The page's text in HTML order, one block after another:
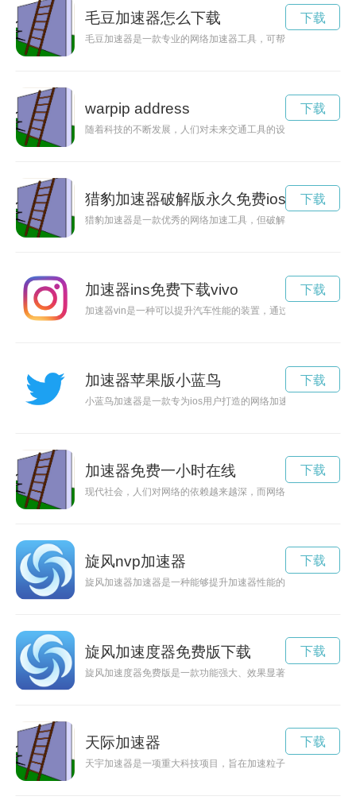
毛豆加速器怎么下载
毛豆加速器是一款专业的网络加速器工具，可帮助用户加速网
下载
warpip address
随着科技的不断发展，人们对未来交通工具的设想也日益丰富
下载
猎豹加速器破解版永久免费ios
猎豹加速器是一款优秀的网络加速工具，但破解版的出现让更
下载
加速器ins免费下载vivo
加速器vin是一种可以提升汽车性能的装置，通过优化发动机的
下载
加速器苹果版小蓝鸟
小蓝鸟加速器是一款专为ios用户打造的网络加速工具，能够帮
下载
加速器免费一小时在线
现代社会，人们对网络的依赖越来越深，而网络的速度直接影
下载
旋风nvp加速器
旋风加速器加速器是一种能够提升加速器性能的创新技术，通
下载
旋风加速度器免费版下载
旋风加速度器免费版是一款功能强大、效果显著的网络加速工
下载
天际加速器
天宇加速器是一项重大科技项目，旨在加速粒子以探索宇宙的
下载